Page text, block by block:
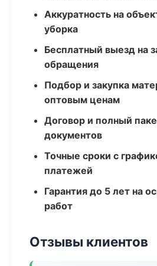
Аккуратность на
уборка
Бесплатный выезд на
обращения
Подбор и закупка
оптовым ценам
Договор и полный
документов
Точные сроки с
платежей
Гарантия до 5 лет на
работ
Отзывы клиентов